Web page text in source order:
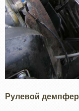
Рулевой демпфер